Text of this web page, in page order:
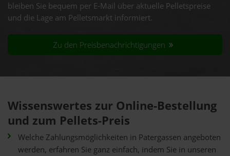
bleiben Sie bequem per E-Mail über aktuelle Pelletspreise
und die Lage am Pelletsmarkt informiert.
Zu den Preisbenachrichtigungen
Wissenswertes zur Online-Bestellung
und zum Pellets-Preis
Welche Zahlungsmöglichkeiten in Patergassen angeboten
werden, erfahren Sie ganz einfach, indem Sie in unseren